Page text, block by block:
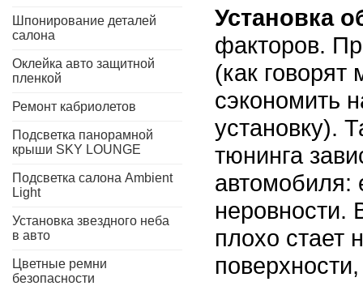
Шпонирование деталей
салона
Оклейка авто защитной
пленкой
Ремонт кабриолетов
Подсветка панорамной
крыши SKY LOUNGE
Подсветка салона Ambient
Light
Установка звездного неба
в авто
Цветные ремни
безопасности
Установка
факторов.
(как
сэкономить
установку).
тюнинга
автомобиля:
неровности.
плохо стает